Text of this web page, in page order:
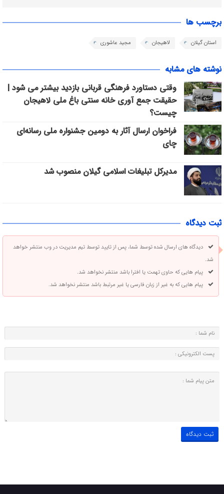
برچسب ها
استان گیلان لاهیجان مجید عاشوری
نوشته های مشابه
وقتی دستاورد فرهنگی قربانی بازدید بیشتر می شود |
حقیقت جمع آوری خانه سنتی باغ ملی لاهیجان
چیست؟
فراخوان ارسال آثار به دومین جشنواره ملی رسانه‌ای
چای
مدیرکل تبلیغات اسلامی گیلان منصوب شد
ثبت دیدگاه
دیدگاه های ارسال شده توسط شما، پس از تایید توسط تیم مدیریت در وب منتشر خواهد
شد.
پیام هایی که حاوی تهمت یا افترا باشد منتشر نخواهد شد.
پیام هایی که به غیر از زبان فارسی یا غیر مرتبط باشد منتشر نخواهد شد.